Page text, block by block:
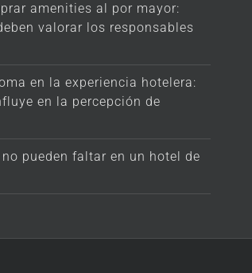
amenities al por mayor:
valorar los responsables
en la experiencia hotelera:
en la percepción de
pueden faltar en un hotel de